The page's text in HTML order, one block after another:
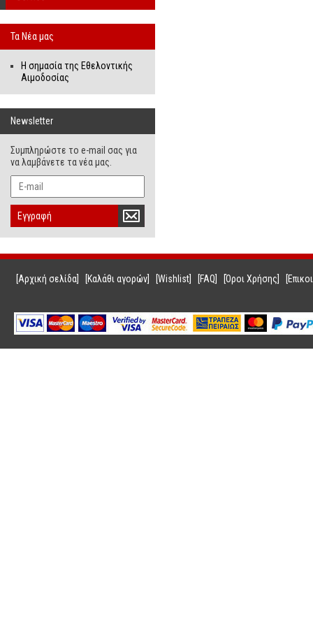
Τα Νέα μας
Η σημασία της Εθελοντικής
Αιμοδοσίας
Newsletter
Συμπληρώστε το e-mail σας για
να λαμβάνετε τα νέα μας.
Εγγραφή
[Αρχική σελίδα] [Καλάθι αγορών] [Wishlist] [FAQ] [Όροι Χρήσης]